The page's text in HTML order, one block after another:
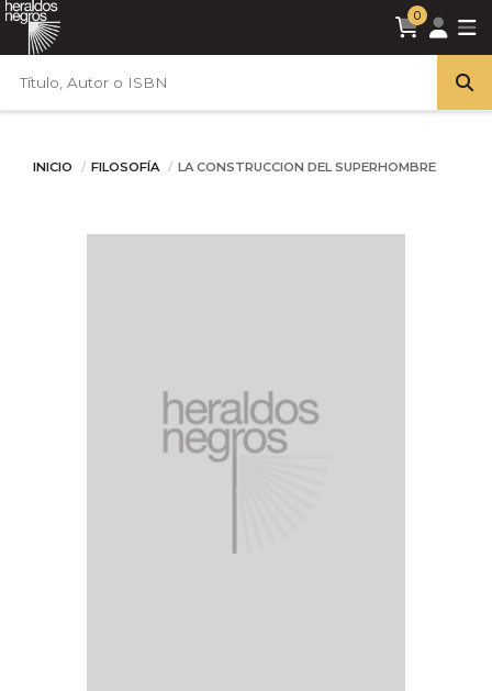
0
INICIO FILOSOFÍA LA CONSTRUCCION DEL SUPERHOMBRE